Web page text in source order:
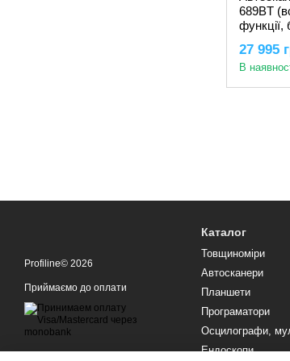
689BT
функції,
DoIP)
27 995
В
Profiline© 2026
Приймаємо до оплати
Каталог
Товщиноміри
Автосканери
Планшети
Програматори
Осцилографи,
Ендоскопи